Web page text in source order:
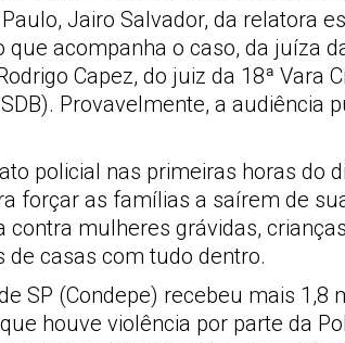
Jairo Salvador, da relatora
acompanha o caso, da juíza
Capez, do juiz da 18ª Vara
Provavelmente, a audiência
policial nas primeiras horas do
forçar as famílias a saírem de
mulheres grávidas,
casas com tudo dentro.
SP (Condepe) recebeu mais
houve violência por parte da